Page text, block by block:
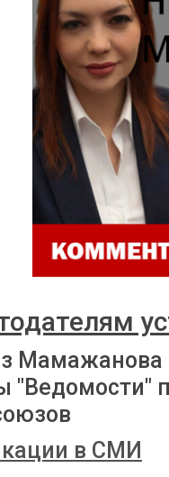
Мамажанова
"Ведомости"
в СМИ